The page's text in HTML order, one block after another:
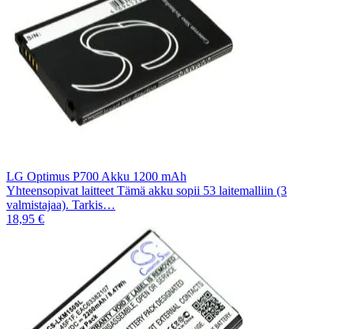
LG Optimus P700 Akku 1200 mAh
Yhteensopivat laitteet Tämä akku sopii 53 laitemalliin (3
valmistajaa). Tarkis…
18,95 €